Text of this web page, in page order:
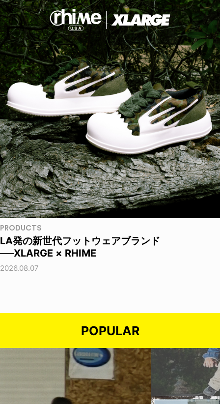
PRODUCTS
LA発の新世代フットウェアブランド
──XLARGE × RHIME
2026.08.07
POPULAR